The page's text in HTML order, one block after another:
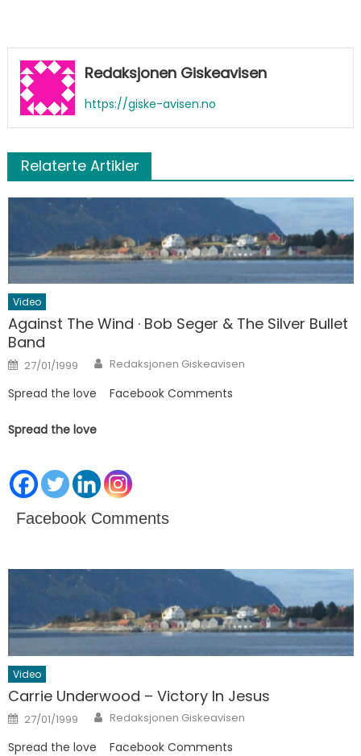
Redaksjonen Giskeavisen
https://giske-avisen.no
Relaterte Artikler
Video
Against The Wind · Bob Seger & The Silver Bullet
Band
Posted on
27/01/1999 Author
Redaksjonen Giskeavisen
Spread the love Facebook Comments
Spread the love
Facebook Comments
Video
Carrie Underwood – Victory In Jesus
Posted on
27/01/1999 Author
Redaksjonen Giskeavisen
Spread the love Facebook Comments